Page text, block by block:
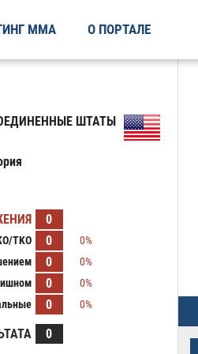
ММА О ПОРТАЛЕ
ШТАТЫ
0
TKO 0
0%
0
0%
0
0%
0 0%
0